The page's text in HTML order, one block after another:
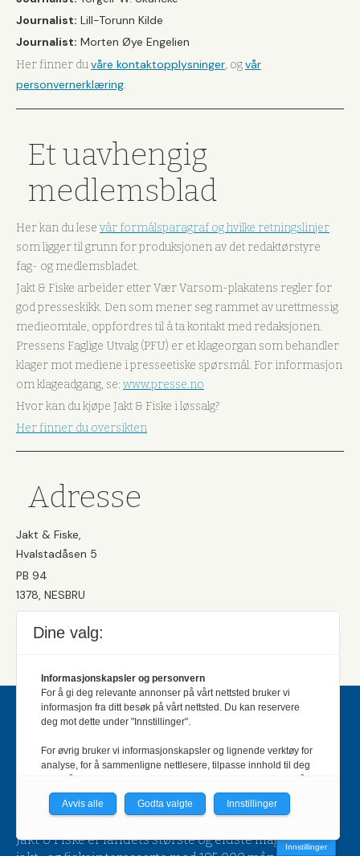
Journalist: Lill-Torunn Kilde
Journalist: Morten Øye Engelien
Her finner duvåre kontaktopplysninger, ogvår
personvernerklæring.
Et uavhengig
medlemsblad
Her kan du lese vår formålsparagraf og hvilke retningslinjer
som ligger til grunn for produksjonen av det redaktørstyre
fag- og medlemsbladet.
Jakt & Fiske arbeider etter Vær Varsom-plakatens regler for
god presseskikk. Den som mener seg rammet av urettmessig
medieomtale, oppfordres til å ta kontakt med redaksjonen.
Pressens Faglige Utvalg (PFU) er et klageorgan som behandler
klager mot mediene i presseetiske spørsmål. For informasjon
om klageadgang, se: www.presse.no
Hvor kan du kjøpe Jakt & Fiske i løssalg?
Her finner du oversikten
Adresse
Jakt & Fiske,
Hvalstadåsen 5
PB 94
1378, NESBRU
Sentralbord:(+47) 667 92 200
Utgiver:Norges Jeger- og Fiskerforbund
Jakt & Fiske er landets største og eldste magasin for
Innstillinger
Dine valg:
Informasjonskapsler og personvern
For å gi deg relevante annonser på vårt nettsted bruker vi
informasjon fra ditt besøk på vårt nettsted. Du kan reservere
deg mot dette under "Innstillinger".
For øvrig bruker vi informasjonskapsler og lignende verktøy for
analyse, for å sammenligne nettlesere, tilpasse innhold til deg
personvernerklæring.
du få relevante annonser på nettstedene til medlemmene i
nettverket basert på informasjon fra dine besøk på tvers av
Avvis alle Godta valgte Innstillinger